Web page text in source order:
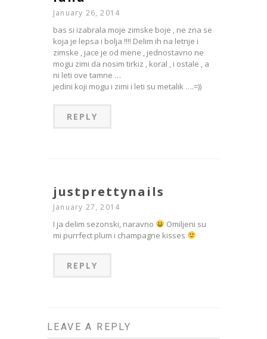
January 26, 2014
bas si izabrala moje zimske boje , ne zna se
koja je lepsa i bolja !!!! Delim ih na letnje i
zimske , jace je od mene , jednostavno ne
mogu zimi da nosim tirkiz , koral , i ostale , a
ni leti ove tamne …
jedini koji mogu i zimi i leti su metalik ….=))
REPLY
justprettynails
January 27, 2014
I ja delim sezonski, naravno
Omiljeni su
mi purrfect plum i champagne kisses
REPLY
LEAVE A REPLY